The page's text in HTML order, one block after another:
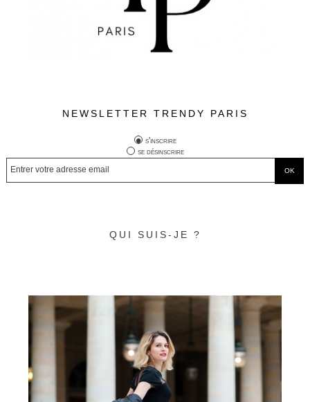
NEWSLETTER TRENDY PARIS
s'inscrire
se désinscrire
QUI SUIS-JE ?